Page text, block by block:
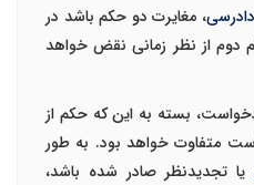
، مغایرت دو حکم باشد در
از نظر زمانی نقض خواهد
بسته به این که حکم از
متفاوت خواهد بود. به طور
یا تجدیدنظر صادر شده باشد،